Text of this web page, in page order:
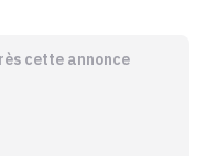
cette annonce